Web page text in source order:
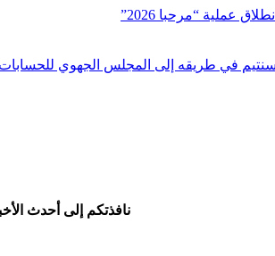
نافذتكم إلى أحدث